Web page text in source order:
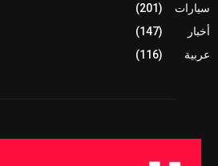
سيارات
(201)
أخبار
(147)
عربية
(116)